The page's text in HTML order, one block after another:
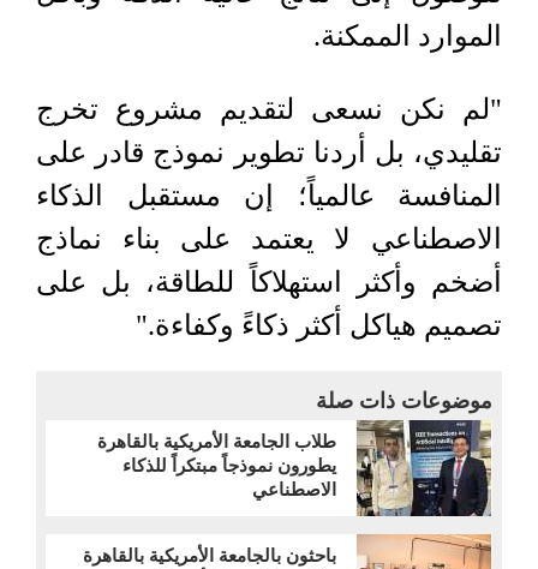
الموارد الممكنة.
"لم نكن نسعى لتقديم مشروع تخرج
تقليدي، بل أردنا تطوير نموذج قادر على
المنافسة عالمياً؛ إن مستقبل الذكاء
الاصطناعي لا يعتمد على بناء نماذج
أضخم وأكثر استهلاكاً للطاقة، بل على
تصميم هياكل أكثر ذكاءً وكفاءة."
موضوعات ذات صلة
طلاب الجامعة الأمريكية بالقاهرة
يطورون نموذجاً مبتكراً للذكاء
الاصطناعي
باحثون بالجامعة الأمريكية بالقاهرة